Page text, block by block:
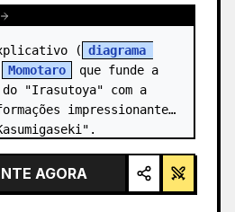
( diagrama
Momotaro
que funde a
do "Irasutoya" com a
impressionante
AGORA